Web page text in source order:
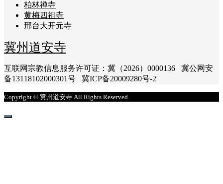
柏林禅寺
黄梅四祖寺
邢台大开元寺
冀州道安寺
互联网宗教信息服务许可证：冀（2026）0000136 冀公网安
备13118102000301号 冀ICP备20009280号-2
Copyright © 冀州道安寺 All Rights Reserved.